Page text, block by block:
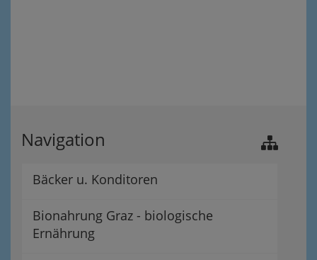
Navigation
Bäcker u. Konditoren
Bionahrung Graz - biologische
Ernährung